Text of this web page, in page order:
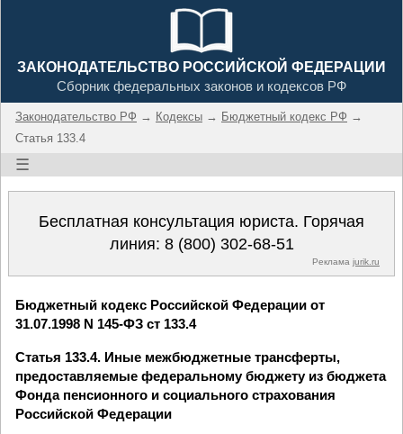
ЗАКОНОДАТЕЛЬСТВО РОССИЙСКОЙ ФЕДЕРАЦИИ
Сборник федеральных законов и кодексов РФ
Законодательство РФ → Кодексы → Бюджетный кодекс РФ →
Статья 133.4
☰
Бесплатная консультация юриста. Горячая
линия: 8 (800) 302-68-51
Реклама jurik.ru
Бюджетный кодекс Российской Федерации от
31.07.1998 N 145-ФЗ ст 133.4
Статья 133.4. Иные межбюджетные трансферты,
предоставляемые федеральному бюджету из бюджета
Фонда пенсионного и социального страхования
Российской Федерации